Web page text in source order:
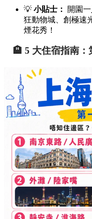
💡 小貼士：
開園
狂動物城、創極速
煙花秀！
🏨 5 大住宿指南